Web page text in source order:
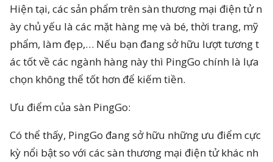
Hiện tại, các sản phẩm trên sàn thương mại điện tử n
ày chủ yếu là các mặt hàng mẹ và bé, thời trang, mỹ
phẩm, làm đẹp,… Nếu bạn đang sở hữu lượt tương t
ác tốt về các ngành hàng này thì PingGo chính là lựa
chọn không thể tốt hơn để kiếm tiền.
Ưu điểm của sàn PingGo:
Có thể thấy, PingGo đang sở hữu những ưu điểm cực
kỳ nổi bật so với các sàn thương mại điện tử khác nh